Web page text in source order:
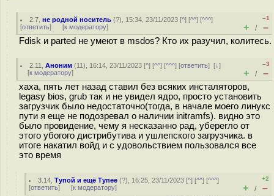
2.7 ,не родной носитель (?), 15:34, 23/11/2023 [^] [^^] [^^^]
[ответить] [к модератору]
–1
+ / –
Fdisk и parted не умеют в msdos? Кто их разучил, колитесь.
2.11 ,Аноним (11), 16:14, 23/11/2023 [^] [^^] [^^^] [ответить][↓]
[к модератору]
–3
+ / –
хаха, пять лет назад ставил без всяких инсталяторов,
legasy bios, grub так и не увидел ядро, просто установить
загрузчик было недостаточно(тогда, в начале моего линукс
пути я еще не подозревал о наличии initramfs). видно это
было провидение, чему я несказанно рад, уберегло от
этого убогого дистрибутива и ушлепского загрузчика. в
итоге накатил войд и с удовольствием пользовался все
это время
3.14 ,Тупой и ещё Тупее (?), 16:25, 23/11/2023 [^] [^^] [^^^]
[ответить] [к модератору]
+2
+ / –